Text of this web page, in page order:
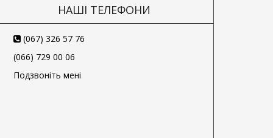
НАШІ ТЕЛЕФОНИ
(067) 326 57 76
(066) 729 00 06
Подзвоніть мені